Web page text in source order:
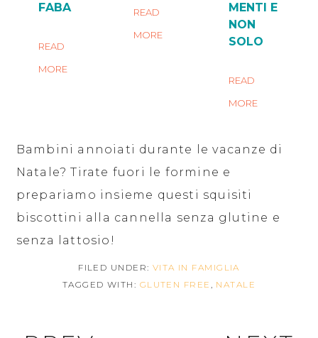
FABA
READ
MORE
READ
MORE
MENTI E
NON
SOLO
READ
MORE
Bambini annoiati durante le vacanze di
Natale? Tirate fuori le formine e
prepariamo insieme questi squisiti
biscottini alla cannella senza glutine e
senza lattosio!
FILED UNDER: VITA IN FAMIGLIA
TAGGED WITH: GLUTEN FREE , NATALE